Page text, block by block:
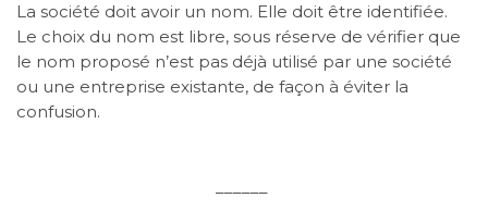
La société doit avoir un nom. Elle doit être identifiée.
Le choix du nom est libre, sous réserve de vérifier que
le nom proposé n’est pas déjà utilisé par une société
ou une entreprise existante, de façon à éviter la
confusion.